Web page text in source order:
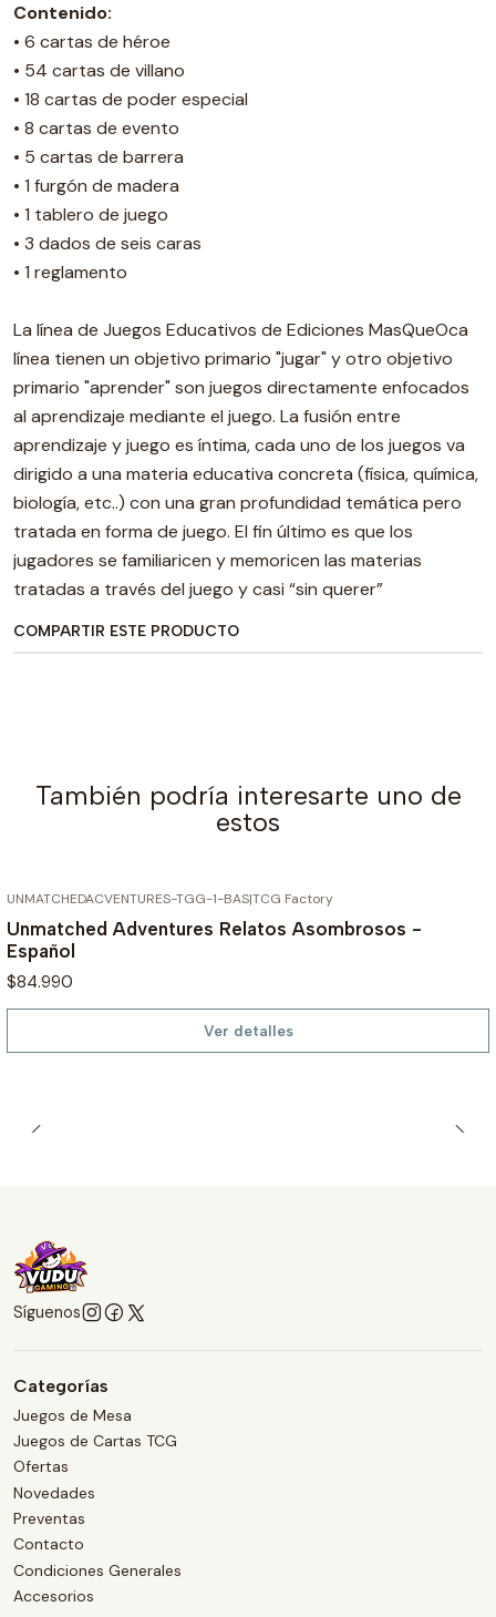
Contenido:
• 6 cartas de héroe
• 54 cartas de villano
• 18 cartas de poder especial
• 8 cartas de evento
• 5 cartas de barrera
• 1 furgón de madera
• 1 tablero de juego
• 3 dados de seis caras
• 1 reglamento
La línea de Juegos Educativos de Ediciones MasQueOca
línea tienen un objetivo primario "jugar" y otro objetivo
primario "aprender" son juegos directamente enfocados
al aprendizaje mediante el juego. La fusión entre
aprendizaje y juego es íntima, cada uno de los juegos va
dirigido a una materia educativa concreta (física, química,
biología, etc..) con una gran profundidad temática pero
tratada en forma de juego. El fin último es que los
jugadores se familiaricen y memoricen las materias
tratadas a través del juego y casi “sin querer”
COMPARTIR ESTE PRODUCTO
También podría interesarte uno de
estos
UNMATCHEDACVENTURES-TGG-1-BAS|TCG Factory
Unmatched Adventures Relatos Asombrosos -
Español
$84.990
Ver detalles
Síguenos
Categorías
Juegos de Mesa
Juegos de Cartas TCG
Ofertas
Novedades
Preventas
Contacto
Condiciones Generales
Accesorios